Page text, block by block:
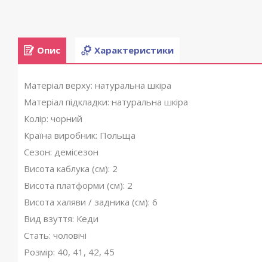
Опис Характеристики
Матеріал верху: натуральна шкіра
Матеріал підкладки: натуральна шкіра
Колір: чорний
Країна виробник: Польща
Сезон: демісезон
Висота каблука (см): 2
Висота платформи (см): 2
Висота халяви / задника (см): 6
Вид взуття: Кеди
Стать: чоловічі
Розмір: 40, 41, 42, 45